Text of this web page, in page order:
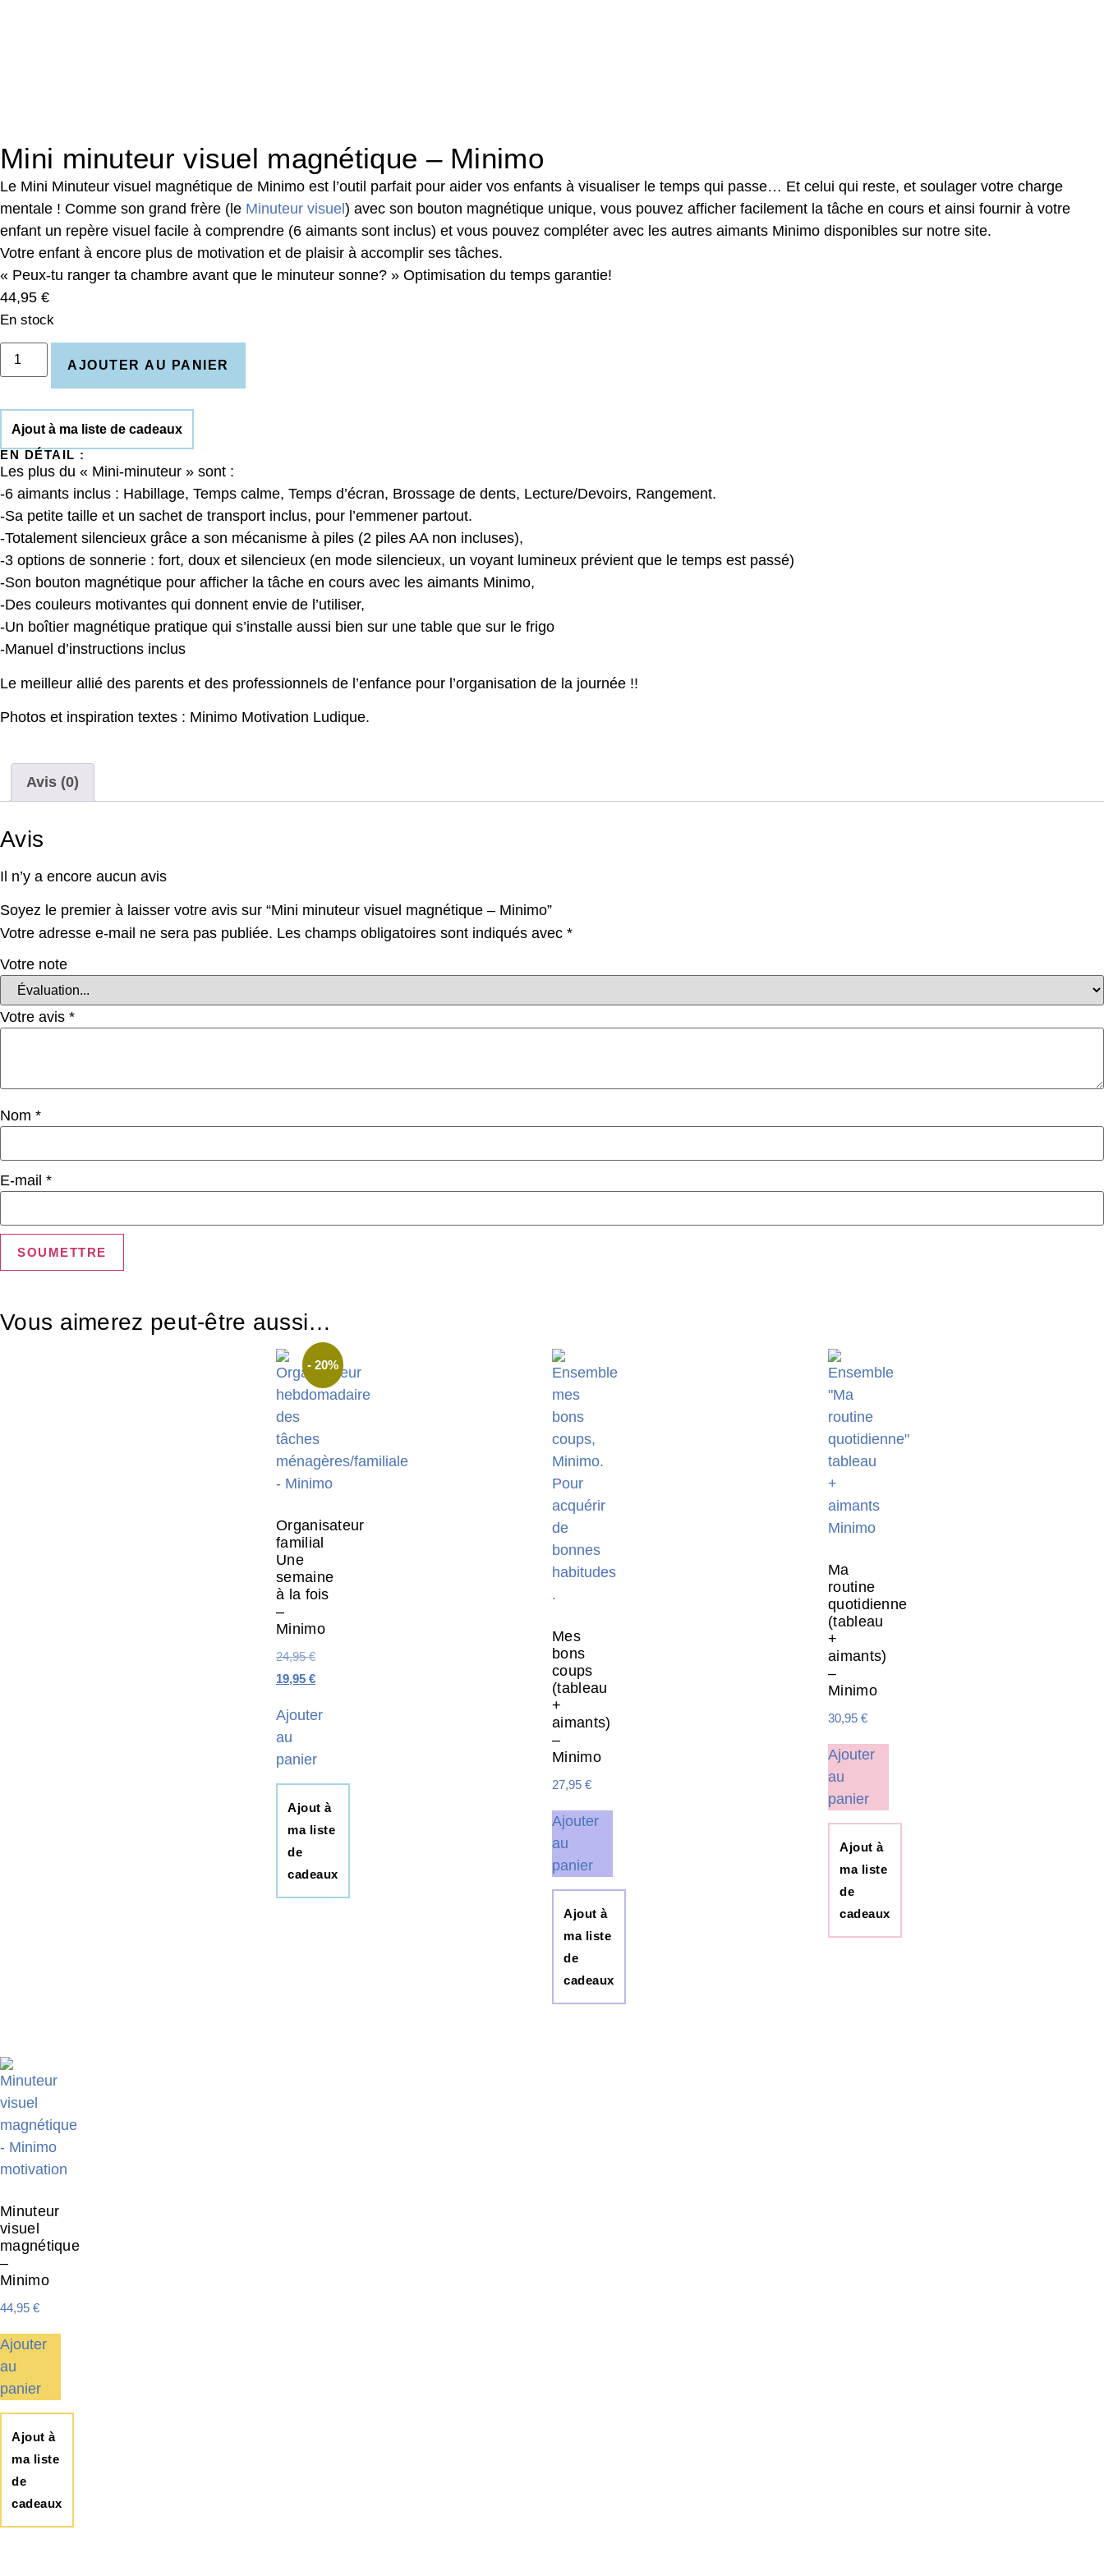
Mini minuteur visuel magnétique – Minimo
Le Mini Minuteur visuel magnétique de Minimo est l’outil parfait pour aider vos enfants à visualiser le temps qui passe… Et celui qui reste, et soulager votre charge
mentale ! Comme son grand frère (le Minuteur visuel ) avec son bouton magnétique unique, vous pouvez afficher facilement la tâche en cours et ainsi fournir à votre
enfant un repère visuel facile à comprendre (6 aimants sont inclus) et vous pouvez compléter avec les autres aimants Minimo disponibles sur notre site.
Votre enfant à encore plus de motivation et de plaisir à accomplir ses tâches.
« Peux-tu ranger ta chambre avant que le minuteur sonne? » Optimisation du temps garantie!
44,95 €
En stock
AJOUTER AU PANIER
Ajout à ma liste de cadeaux
EN DÉTAIL :
Les plus du « Mini-minuteur » sont :
-6 aimants inclus : Habillage, Temps calme, Temps d’écran, Brossage de dents, Lecture/Devoirs, Rangement.
-Sa petite taille et un sachet de transport inclus, pour l’emmener partout.
-Totalement silencieux grâce a son mécanisme à piles (2 piles AA non incluses),
-3 options de sonnerie : fort, doux et silencieux (en mode silencieux, un voyant lumineux prévient que le temps est passé)
-Son bouton magnétique pour afficher la tâche en cours avec les aimants Minimo,
-Des couleurs motivantes qui donnent envie de l’utiliser,
-Un boîtier magnétique pratique qui s’installe aussi bien sur une table que sur le frigo
-Manuel d’instructions inclus
Le meilleur allié des parents et des professionnels de l’enfance pour l’organisation de la journée !!
Photos et inspiration textes : Minimo Motivation Ludique.
Avis (0)
Avis
Il n’y a encore aucun avis
Soyez le premier à laisser votre avis sur “Mini minuteur visuel magnétique – Minimo”
Votre adresse e-mail ne sera pas publiée. Les champs obligatoires sont indiqués avec *
Votre note
Votre avis *
Nom *
E-mail *
Vous aimerez peut-être aussi…
- 20%
Organisateur
familial
Une
semaine
à la fois
–
Minimo
24,95€
19,95 €
Ajouter
au
panier
Ajout à
ma liste
de
cadeaux
Mes
bons
coups
(tableau
+
aimants)
–
Minimo
27,95 €
Ajouter
au
panier
Ajout à
ma liste
de
cadeaux
Ma
routine
quotidienne
(tableau
+
aimants)
–
Minimo
30,95 €
Ajouter
au
panier
Ajout à
ma liste
de
cadeaux
Minuteur
visuel
magnétique
–
Minimo
44,95 €
Ajouter
au
panier
Ajout à
ma liste
de
cadeaux